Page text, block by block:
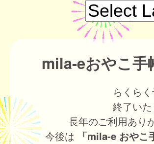
mila-eおやこ手
らくら
終了いた
長年のご利用あり
今後は
「mila-e おやこ